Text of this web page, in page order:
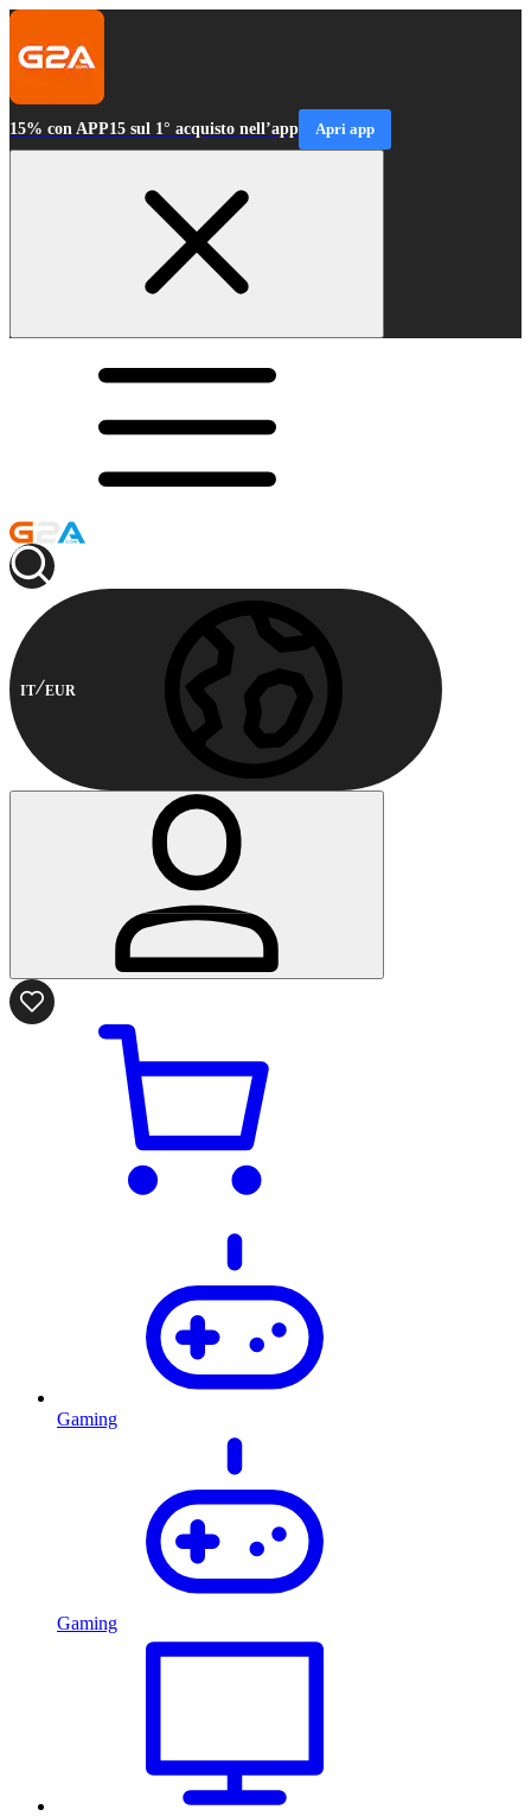
15% con APP15 sul 1° acquisto nell’app Apri app
IT EUR
Gaming
Gaming